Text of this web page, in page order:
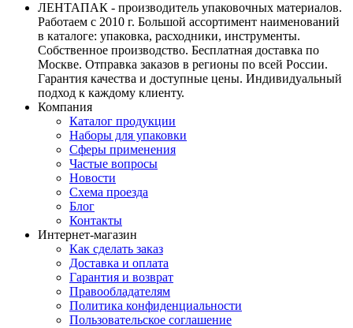
ЛЕНТАПАК - производитель упаковочных материалов.
Работаем с 2010 г. Большой ассортимент наименований
в каталоге: упаковка, расходники, инструменты.
Собственное производство. Бесплатная доставка по
Москве. Отправка заказов в регионы по всей России.
Гарантия качества и доступные цены. Индивидуальный
подход к каждому клиенту.
Компания
Каталог продукции
Наборы для упаковки
Сферы применения
Частые вопросы
Новости
Схема проезда
Блог
Контакты
Интернет-магазин
Как сделать заказ
Доставка и оплата
Гарантия и возврат
Правообладателям
Политика конфиденциальности
Пользовательское соглашение